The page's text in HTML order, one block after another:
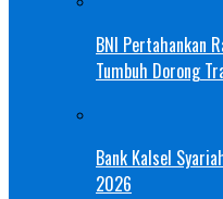
BNI Pertahankan
Tumbuh Dorong
Bank Kalsel
2026